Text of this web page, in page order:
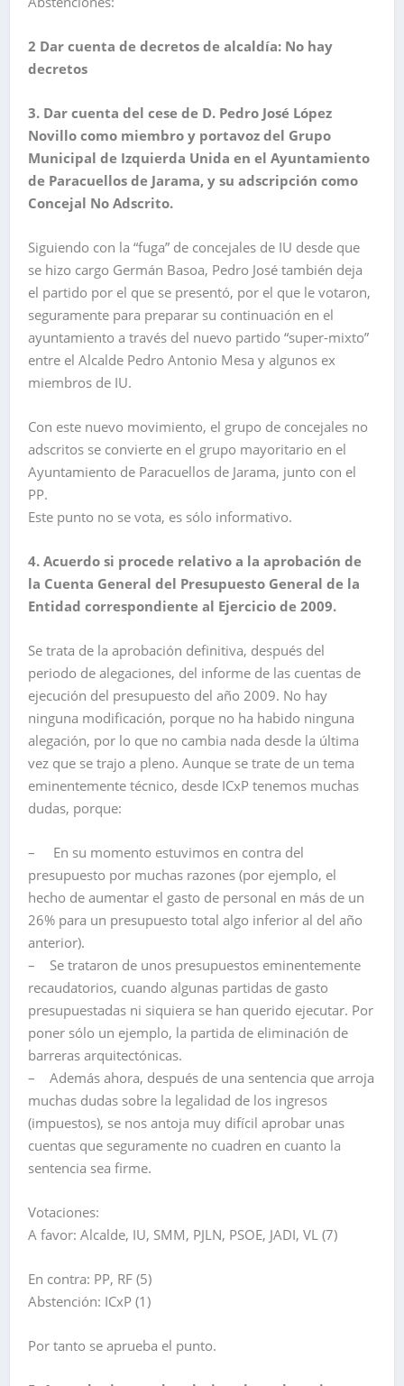
2 Dar cuenta de decretos de alcaldía: No hay
decretos
3. Dar cuenta del cese de D. Pedro José López
Novillo como miembro y portavoz del Grupo
Municipal de Izquierda Unida en el Ayuntamiento
de Paracuellos de Jarama, y su adscripción como
Concejal No Adscrito.
Siguiendo con la “fuga” de concejales de IU desde que
se hizo cargo Germán Basoa, Pedro José también deja
el partido por el que se presentó, por el que le votaron,
seguramente para preparar su continuación en el
ayuntamiento a través del nuevo partido “super-mixto”
entre el Alcalde Pedro Antonio Mesa y algunos ex
miembros de IU.
Con este nuevo movimiento, el grupo de concejales no
adscritos se convierte en el grupo mayoritario en el
Ayuntamiento de Paracuellos de Jarama, junto con el
PP.
Este punto no se vota, es sólo informativo.
4. Acuerdo si procede relativo a la aprobación de
la Cuenta General del Presupuesto General de la
Entidad correspondiente al Ejercicio de 2009.
Se trata de la aprobación definitiva, después del
periodo de alegaciones, del informe de las cuentas de
ejecución del presupuesto del año 2009. No hay
ninguna modificación, porque no ha habido ninguna
alegación, por lo que no cambia nada desde la última
vez que se trajo a pleno. Aunque se trate de un tema
eminentemente técnico, desde ICxP tenemos muchas
dudas, porque:
– En su momento estuvimos en contra del
presupuesto por muchas razones (por ejemplo, el
hecho de aumentar el gasto de personal en más de un
26% para un presupuesto total algo inferior al del año
anterior).
– Se trataron de unos presupuestos eminentemente
recaudatorios, cuando algunas partidas de gasto
presupuestadas ni siquiera se han querido ejecutar. Por
poner sólo un ejemplo, la partida de eliminación de
barreras arquitectónicas.
– Además ahora, después de una sentencia que arroja
muchas dudas sobre la legalidad de los ingresos
(impuestos), se nos antoja muy difícil aprobar unas
cuentas que seguramente no cuadren en cuanto la
sentencia sea firme.
Votaciones:
A favor: Alcalde, IU, SMM, PJLN, PSOE, JADI, VL (7)
En contra: PP, RF (5)
Abstención: ICxP (1)
Por tanto se aprueba el punto.